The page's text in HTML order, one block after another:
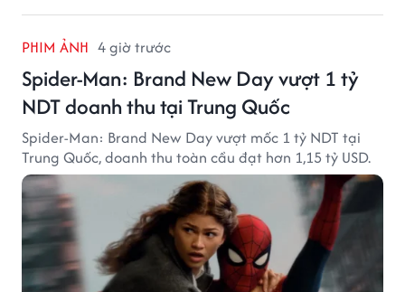
PHIM ẢNH 4 giờ trước
Spider-Man: Brand New Day vượt 1 tỷ
NDT doanh thu tại Trung Quốc
Spider-Man: Brand New Day vượt mốc 1 tỷ NDT tại
Trung Quốc, doanh thu toàn cầu đạt hơn 1,15 tỷ USD.